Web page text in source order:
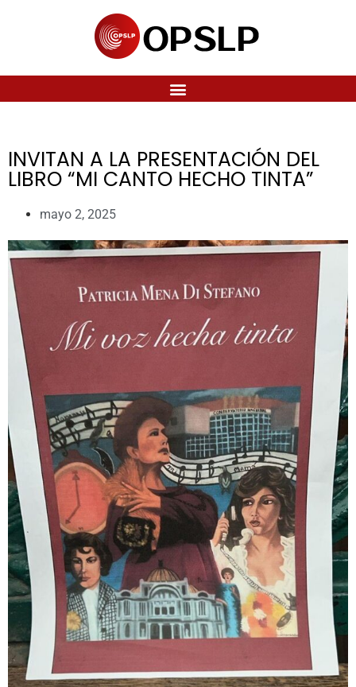
INVITAN A LA PRESENTACIÓN DEL
LIBRO “MI CANTO HECHO TINTA”
mayo 2, 2025